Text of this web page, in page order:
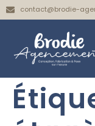
contact@brodie-